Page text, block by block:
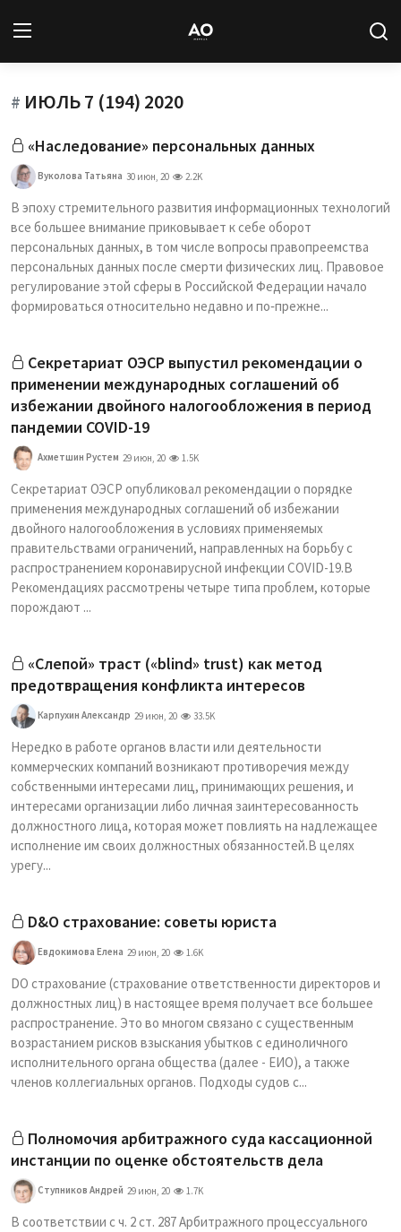
Вход Регистрация
Новости
Архив
Подписка
# ИЮЛЬ 7 (194) 2020
«Наследование» персональных данных
Вуколова Татьяна 30 июн, 20 2.2K
В эпоху стремительного развития информационных технологий
все большее внимание приковывает к себе оборот
персональных данных, в том числе вопросы правопреемства
персональных данных после смерти физических лиц. Правовое
регулирование этой сферы в Российской Федерации начало
формироваться относительно недавно и по‑прежне...
Cекретариат ОЭСР выпустил рекомендации о
применении международных соглашений об
избежании двойного налогообложения в период
пандемии COVID-19
Ахметшин Рустем 29 июн, 20 1.5K
Секретариат ОЭСР опубликовал рекомендации о порядке
применения международных соглашений об избежании
двойного налогообложения в условиях применяемых
правительствами ограничений, направленных на борьбу с
распространением коронавирусной инфекции COVID-19.В
Рекомендациях рассмотрены четыре типа проблем, которые
порождают ...
«Слепой» траст («blind» trust) как метод
предотвращения конфликта интересов
Карпухин Александр 29 июн, 20 33.5K
Нередко в работе органов власти или деятельности
коммерческих компаний возникают противоречия между
собственными интересами лиц, принимающих решения, и
интересами организации либо личная заинтересованность
должностного лица, которая может повлиять на надлежащее
исполнение им своих должностных обязанностей.В целях
урегу...
D&O страхование: советы юриста
Евдокимова Елена 29 июн, 20 1.6K
DO страхование (страхование ответственности директоров и
должностных лиц) в настоящее время получает все большее
распространение. Это во многом связано с существенным
возрастанием рисков взыскания убытков с единоличного
исполнительного органа общества (далее - ЕИО), а также
членов коллегиальных органов. Подходы судов с...
Полномочия арбитражного суда кассационной
инстанции по оценке обстоятельств дела
Ступников Андрей 29 июн, 20 1.7K
В соответствии с ч. 2 ст. 287 Арбитражного процессуального